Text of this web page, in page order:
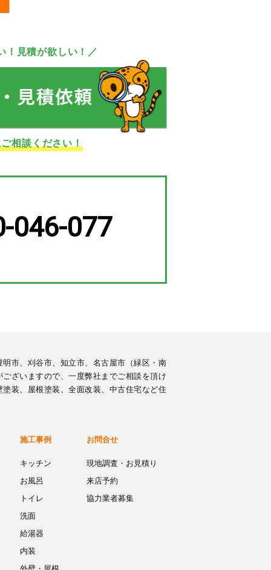
！見積が欲しい！／
相談ください！
046-077
市、刈谷市、知立市、名古屋市（緑区・南
ざいますので、一度弊社までご相談を頂け
装、屋根塗装、全面改装、中古住宅など住
施工事例
キッチン
お風呂
トイレ
洗面
給湯器
内装
お問合せ
現地調査・お見積り
来店予約
協力業者募集